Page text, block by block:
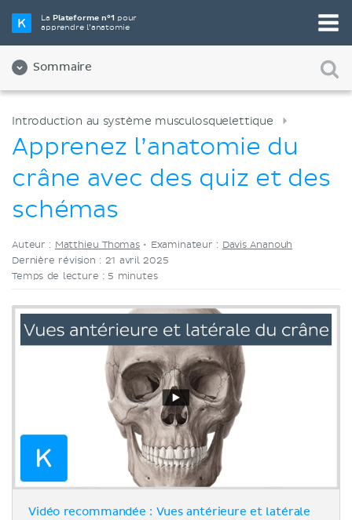
La Plateforme n°1 pour
apprendre l’anatomie
Sommaire
Choisissez votre outil d'étude préféré
Vidéos
Introduction au système musculosquelettique
Apprenez l’anatomie du
crâne avec des quiz et des
schémas
Auteur : Matthieu Thomas• Examinateur : Davis Ananouh
Dernière révision : 21 avril 2025
Temps de lecture : 5 minutes
Vidéo recommandée : Vues antérieure et latérale